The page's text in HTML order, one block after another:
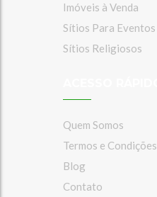
Imóveis à Venda
Sítios Para Eventos
Sítios Religiosos
Quem Somos
Termos e Condições
Blog
Contato